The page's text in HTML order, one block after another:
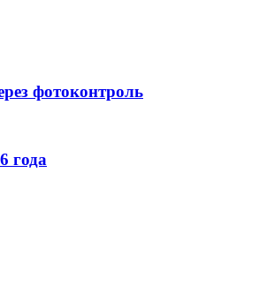
фотоконтроль
года